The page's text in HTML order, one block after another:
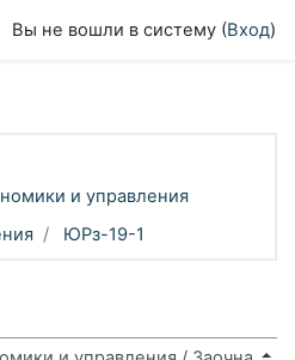
Вы не вошли в систему (Вход)
и управления
ЮРз-19-1